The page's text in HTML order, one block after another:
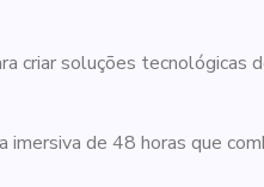
criar soluções tecnológicas
de 48 horas que